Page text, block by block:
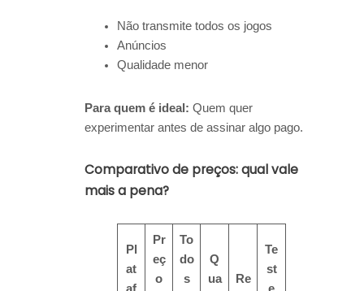
Não transmite todos os jogos
Anúncios
Qualidade menor
Para quem é ideal: Quem quer
experimentar antes de assinar algo pago.
Comparativo de preços: qual vale
mais a pena?
Pl
at
Pr
eç
o
To
do
s
Q
ua
Re
Te
st